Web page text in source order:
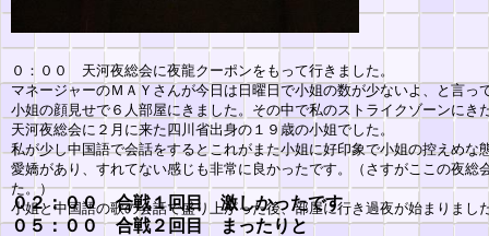
０：００ 天河夜総会に夜龍クーポンをもって行きました。
マネージャーのＭＡＹさんが今日は日曜日で小姐の数が少ないよ、と言っ
小姐の顔見せで６人部屋にきました。その中で私のストライクゾーンにき
天河夜総会に２月に来た四川省出身の１９歳の小姐でした。
私が少し中国語で会話をするとこれがまた小姐に好印象で小姐の控えめな
愛嬌があり、すれてない感じも非常に良かったです。（さすがここの夜総
た。）
小姐と中国語の歌の会話で盛り上がった後、部屋に行き過夜が始まりまし
０２：００ 合戦１回目 激しかったです
０５：００ 合戦２回目 まったりと